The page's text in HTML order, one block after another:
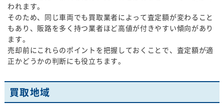
われます。
そのため、同じ車両でも買取業者によって査定額が変わること
もあり、販路を多く持つ業者ほど高値が付きやすい傾向があり
ます。
売却前にこれらのポイントを把握しておくことで、査定額が適
正かどうかの判断にも役立ちます。
買取地域